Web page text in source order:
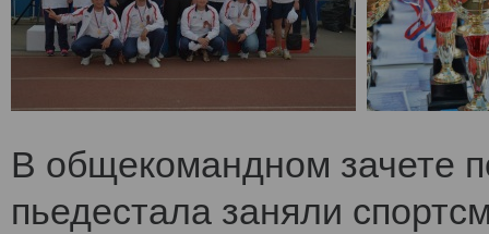
В общекомандном зачете
пьедестала заняли